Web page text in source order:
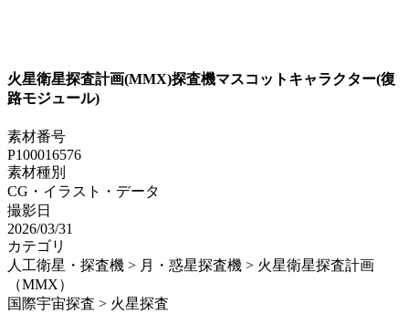
火星衛星探査計画(MMX)探査機マスコットキャラクター(復
路モジュール)
素材番号
P100016576
素材種別
CG・イラスト・データ
撮影日
2026/03/31
カテゴリ
人工衛星・探査機 > 月・惑星探査機 > 火星衛星探査計画
（MMX）
国際宇宙探査 > 火星探査